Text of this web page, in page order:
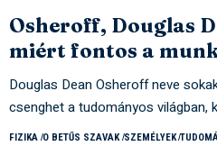
Osheroff, Douglas
miért fontos a
Douglas Dean Osheroff neve
csenghet a tudományos világban,
FIZIKA O BETŰS SZAVAK SZEMÉLYEK